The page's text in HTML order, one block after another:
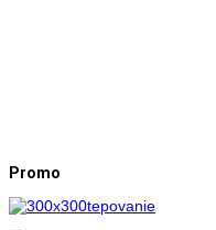
Promo